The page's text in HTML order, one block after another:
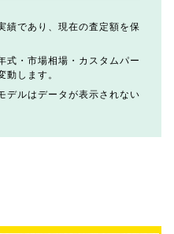
績であり、現在の査定額を保
式・市場相場・カスタムパー
動します。
デルはデータが表示されない